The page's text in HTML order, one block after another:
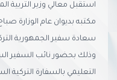
استقبل معالي وزير
سعادة سفير الجمهورية
وذلك بحضور نائب السفير
التعليمي بالسفارة التركية